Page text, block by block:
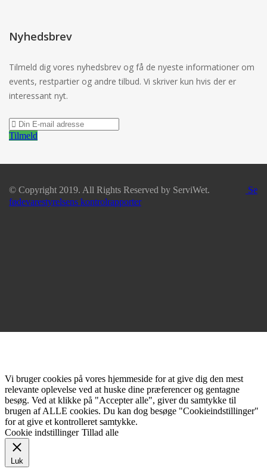
Nyhedsbrev
Tilmeld dig vores nyhedsbrev og få de nyeste informationer om
events, restpartier og andre tilbud. Vi skriver kun hvis der er
interessant nyt.
Tilmeld
© Copyright 2019. All Rights Reserved by ServiWet.
Se
fødevarestyrelsens kontrolrapporter
Vi bruger cookies på vores hjemmeside for at give dig den mest
relevante oplevelse ved at huske dine præferencer og gentagne
besøg. Ved at klikke på "Accepter alle", giver du samtykke til
brugen af ALLE cookies. Du kan dog besøge "Cookieindstillinger"
for at give et kontrolleret samtykke.
Cookie indstillinger Tillad alle
Luk